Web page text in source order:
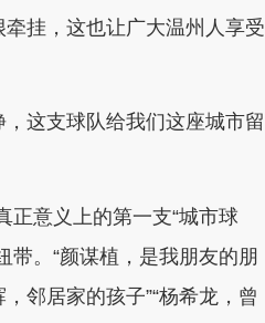
挂，这也让广大温州人享受
这支球队给我们这座城市留
意义上的第一支“城市球
带。“颜谋植，是我朋友的朋
，邻居家的孩子”“杨希龙，曾